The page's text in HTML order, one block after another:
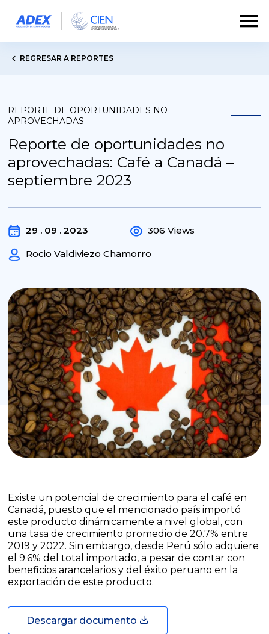
REGRESAR A REPORTES
REPORTE DE OPORTUNIDADES NO
APROVECHADAS
Reporte de oportunidades no
aprovechadas: Café a Canadá –
septiembre 2023
29 . 09 . 2023
Rocio Valdiviezo Chamorro
306 Views
Existe un potencial de crecimiento para el café en
Canadá, puesto que el mencionado país importó
este producto dinámicamente a nivel global, con
una tasa de crecimiento promedio de 20.7% entre
2019 y 2022. Sin embargo, desde Perú sólo adquiere
el 9.6% del total importado, a pesar de contar con
beneficios arancelarios y del éxito peruano en la
exportación de este producto.
Descargar documento